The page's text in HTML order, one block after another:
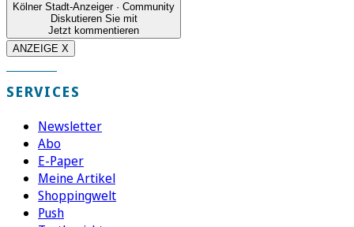
Kölner Stadt-Anzeiger · Community
Diskutieren Sie mit
Jetzt kommentieren
ANZEIGE X
SERVICES
Newsletter
Abo
E-Paper
Meine Artikel
Shoppingwelt
Push